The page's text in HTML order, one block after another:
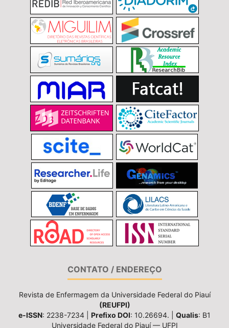
CONTATO / ENDEREÇO
Revista de Enfermagem da Universidade Federal do Piauí
(REUFPI)
e-ISSN: 2238-7234 | Prefixo DOI: 10.26694. | Qualis: B1
Universidade Federal do Piauí — UFPI